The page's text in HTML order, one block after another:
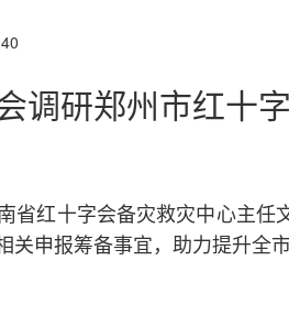
调研郑州市红十
省红十字会备灾救灾中心主
关申报筹备事宜，助力提升全